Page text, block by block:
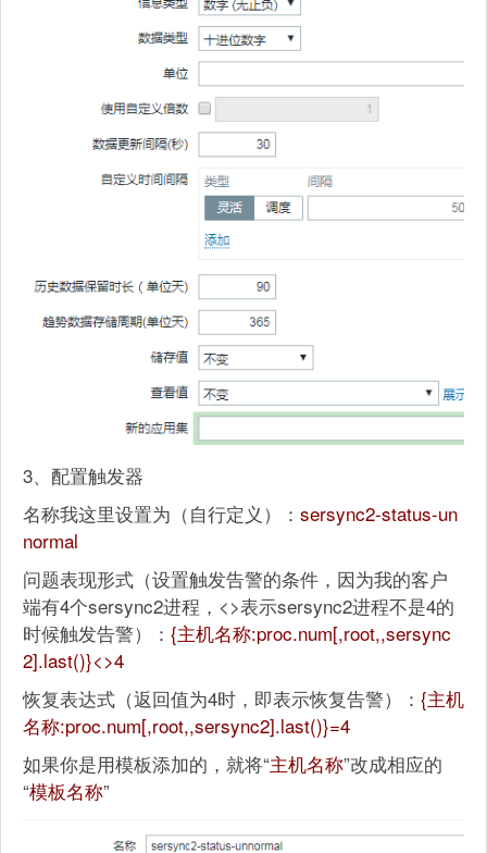
3、配置触发器
名称我这里设置为（自行定义）： sersync2-status-un
normal
问题表现形式（设置触发告警的条件，因为我的客户
端有4个sersync2进程，<>表示sersync2进程不是4的
时候触发告警）： {主机名称:proc.num[,root,,sersync
2].last()}<>4
恢复表达式（返回值为4时，即表示恢复告警）： {主机
名称:proc.num[,root,,sersync2].last()}=4
如果你是用模板添加的，就将“主机名称”改成相应的
“模板名称”